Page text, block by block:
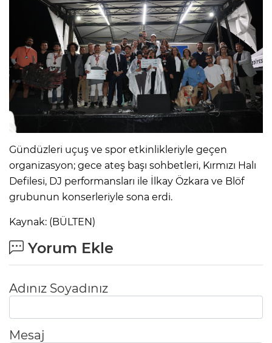
Gündüzleri uçuş ve spor etkinlikleriyle geçen
organizasyon; gece ateş başı sohbetleri, Kırmızı Halı
Defilesi, DJ performansları ile İlkay Özkara ve Blöf
grubunun konserleriyle sona erdi.
Kaynak: (BÜLTEN)
Yorum Ekle
Adınız Soyadınız
Mesaj